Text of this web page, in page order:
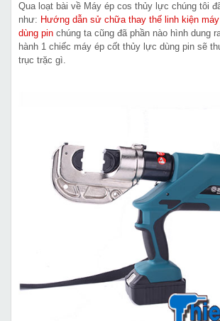
Qua loạt bài về Máy ép cos thủy lực chúng tôi
như: Hướng dẫn sử chữa thay thế linh kiện
dùng pin chúng ta cũng đã phần nào hình dung
hành 1 chiếc máy ép cốt thủy lực dùng pin sẽ
trục trặc gì.